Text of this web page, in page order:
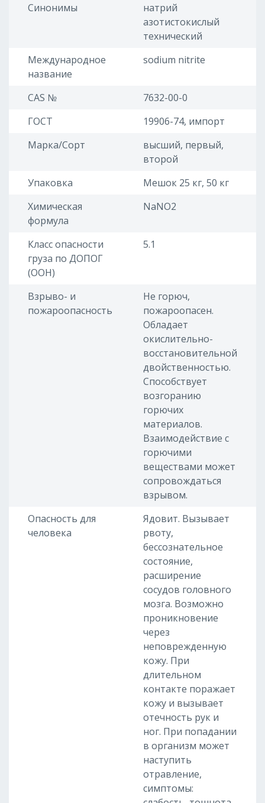
Синонимы
натрий
азотистокислый
технический
Международное
название
sodium nitrite
CAS №
7632-00-0
ГОСТ
19906-74, импорт
Марка/Сорт
высший, первый,
второй
Упаковка
Мешок 25 кг, 50 кг
Химическая
формула
NaNO2
Класс опасности
груза по ДОПОГ
(ООН)
5.1
Взрыво- и
пожароопасность
Не горюч,
пожароопасен.
Обладает
окислительно-
восстановительной
двойственностью.
Способствует
возгоранию
горючих
материалов.
Взаимодействие с
горючими
веществами может
сопровождаться
взрывом.
Опасность для
человека
Ядовит. Вызывает
рвоту,
бессознательное
состояние,
расширение
сосудов головного
мозга. Возможно
проникновение
через
неповрежденную
кожу. При
длительном
контакте поражает
кожу и вызывает
отечность рук и
ног. При попадании
в организм может
наступить
отравление,
симптомы: